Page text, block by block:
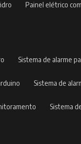
painel elétrico
sistema de alarme
sistema de
sistema